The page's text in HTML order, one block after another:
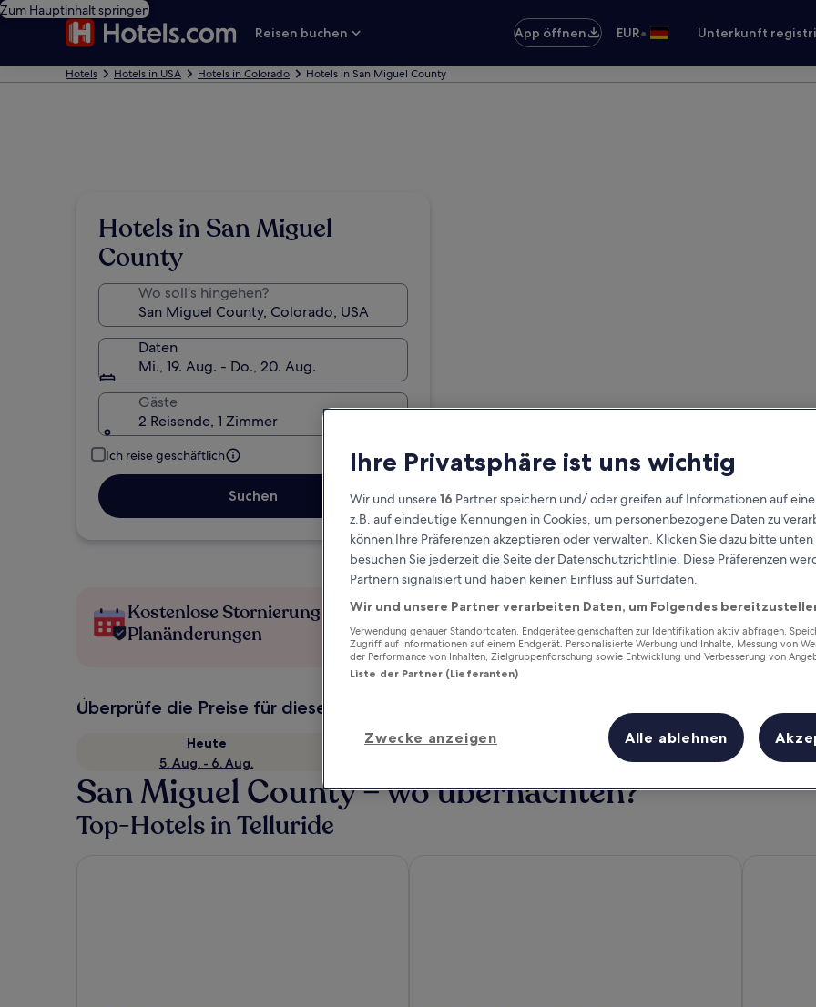
Zum Hauptinhalt springen
Reisen buchen
App öffnen EUR• Unterkunft
Hotels Hotels in USA Hotels in Colorado Hotels in San Miguel County
Hotels in San Miguel
County
Wo soll’s hingehen?
Daten
Mi., 19. Aug. - Do., 20. Aug.
Gäste
2 Reisende, 1 Zimmer
Ich reise geschäftlich
Suchen
Kostenlose Stornierung bei
Planänderungen
Verdiene Prämien für jede
wahrgenommene Übernachtung
Überprüfe die Preise für diese Daten
Heute
5. Aug. - 6. Aug.
Morgen
Dieses Wochenende
7. Aug. - 9. Aug.
San Miguel County – wo übernachten?
Top-Hotels in Telluride
Ihre Privatsphäre ist uns wichtig
Wir und unsere16 Partner speichern und/ oder greifen auf Informationen auf
z.B. auf eindeutige Kennungen in Cookies, um personenbezogene Daten zu
können Ihre Präferenzen akzeptieren oder verwalten. Klicken Sie dazu bitte
besuchen Sie jederzeit die Seite der Datenschutzrichtlinie. Diese Präferenzen
Partnern signalisiert und haben keinen Einfluss auf Surfdaten.
Wir und unsere Partner verarbeiten Daten, um Folgendes
Verwendung genauer Standortdaten. Endgeräteeigenschaften zur Identifikation aktiv abfragen.
Zugriff auf Informationen auf einem Endgerät. Personalisierte Werbung und Inhalte, Messung von
der Performance von Inhalten, Zielgruppenforschung sowie Entwicklung und Verbesserung von
Liste der Partner (Lieferanten)
Zwecke anzeigen Alle ablehnen